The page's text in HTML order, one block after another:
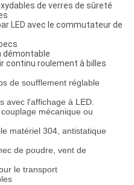
de verres de sûreté
LED avec le commutateur de
démontable
continu roulement à billes
de soufflement réglable
avec l'affichage à LED.
mécanique ou
matériel 304, antistatique
de poudre, vent de
le transport